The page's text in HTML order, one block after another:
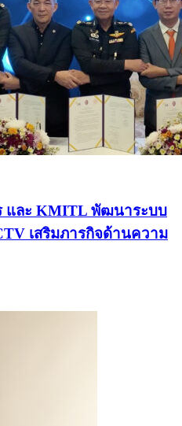
และ KMITL พัฒนาระบบ
เสริมภารกิจด้านความ